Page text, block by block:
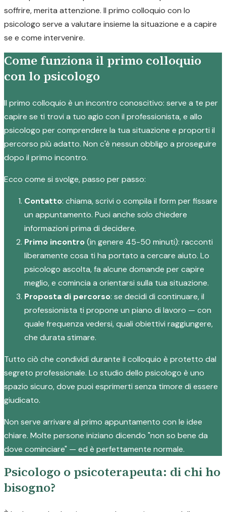
soffrire, merita attenzione. Il primo colloquio con lo
psicologo serve a valutare insieme la situazione e a capire
se e come intervenire.
Come funziona il primo colloquio
con lo psicologo
Il primo colloquio è un incontro conoscitivo: serve a te per
capire se ti trovi a tuo agio con il professionista, e allo
psicologo per comprendere la tua situazione e proporti il
percorso più adatto. Non c'è nessun obbligo a proseguire
dopo il primo incontro.
Ecco come si svolge, passo per passo:
Contatto: chiama, scrivi o compila il form per fissare
un appuntamento. Puoi anche solo chiedere
informazioni prima di decidere.
Primo incontro(in genere 45-50 minuti): racconti
liberamente cosa ti ha portato a cercare aiuto. Lo
psicologo ascolta, fa alcune domande per capire
meglio, e comincia a orientarsi sulla tua situazione.
Proposta di percorso: se decidi di continuare, il
professionista ti propone un piano di lavoro — con
quale frequenza vedersi, quali obiettivi raggiungere,
che durata stimare.
Tutto ciò che condividi durante il colloquio è protetto dal
segreto professionale. Lo studio dello psicologo è uno
spazio sicuro, dove puoi esprimerti senza timore di essere
giudicato.
Non serve arrivare al primo appuntamento con le idee
chiare. Molte persone iniziano dicendo "non so bene da
dove cominciare" — ed è perfettamente normale.
Psicologo o psicoterapeuta: di chi ho
bisogno?